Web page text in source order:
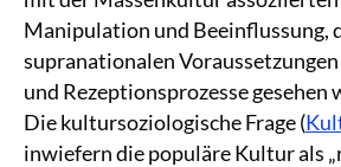
Manipulation und Beeinflussung,
supranationalen
und Rezeptionsprozesse gesehen
Die kultursoziologische Frage (
inwiefern die populäre Kultur als